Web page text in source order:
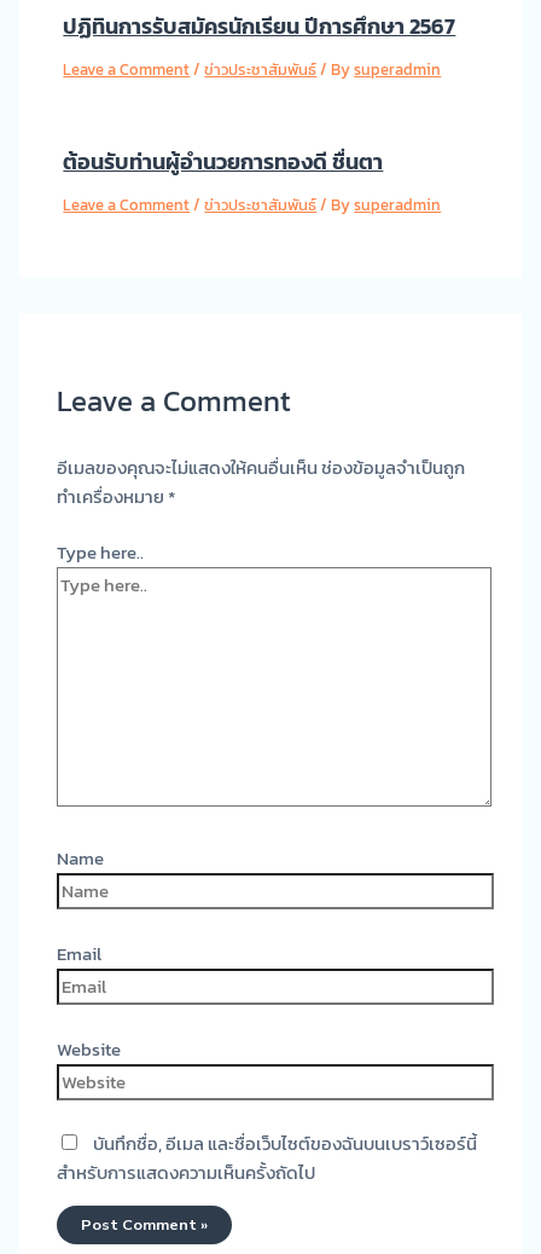
ปฏิทินการรับสมัครนักเรียน ปีการศึกษา 2567
Leave a Comment/ข่าวประชาสัมพันธ์/ Bysuperadmin
ต้อนรับท่านผู้อำนวยการทองดี ชื่นตา
Leave a Comment/ข่าวประชาสัมพันธ์/ Bysuperadmin
Leave a Comment
อีเมลของคุณจะไม่แสดงให้คนอื่นเห็นช่องข้อมูลจำเป็นถูก
ทำเครื่องหมาย*
Type here..
Name
Email
Website
บันทึกชื่อ, อีเมล และชื่อเว็บไซต์ของฉันบนเบราว์เซอร์นี้
สำหรับการแสดงความเห็นครั้งถัดไป